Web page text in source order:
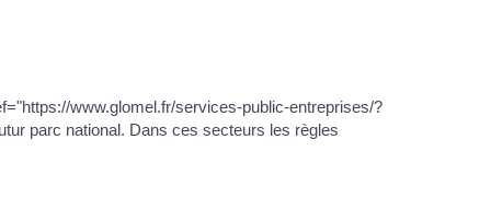
www.glomel.fr/services-public-entreprises/?
parc national. Dans ces secteurs les règles